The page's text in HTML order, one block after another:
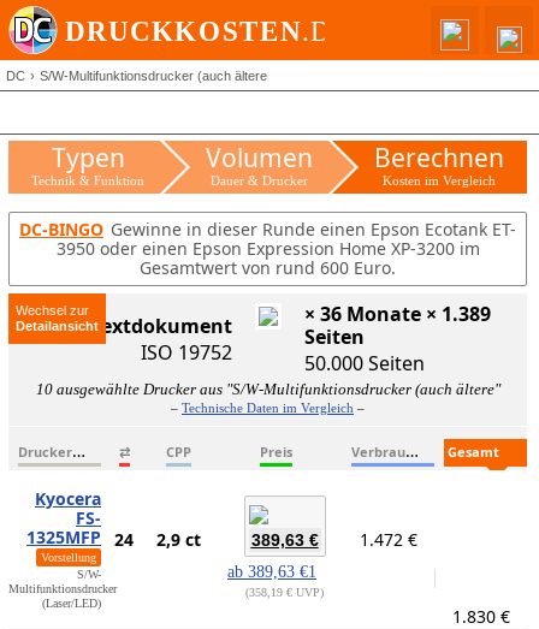
DC S/W-Multifunktionsdrucker (auch ältere
Typen
Technik & Funktion
Volumen
Dauer & Drucker
Berechnen
Kosten im Vergleich
DC-BINGO Gewinne in dieser Runde einen Epson Ecotank ET-
3950 oder einen Epson Expression Home XP-3200 im
Gesamtwert von rund 600 Euro.
Wechsel zur
ISO-Textdokument
ISO 19752
× 36 Monate × 1.389
Seiten
50.000 Seiten
10 ausgewählte Drucker aus "S/W-Multifunktionsdrucker (auch ältere"
– Technische Daten im Vergleich –
D
ruckername ⇄ CPP Preis V
erbrauchsmaterialien
Kyocera
FS-
1325MFP
Vorstellung
S/W-
Multifunktionsdrucker
(Laser/LED)
24 2,9 ct 389,63 €
ab 389,63 €1
358,19 € UVP
1.472 €
1.830 €